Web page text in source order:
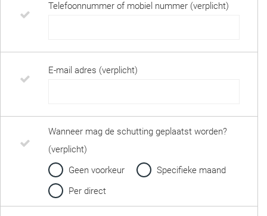
Telefoonnummer of mobiel nummer (verplicht)
E-mail adres (verplicht)
Wanneer mag de schutting geplaatst worden?
(verplicht)
Geen voorkeur
Specifieke maand
Per direct